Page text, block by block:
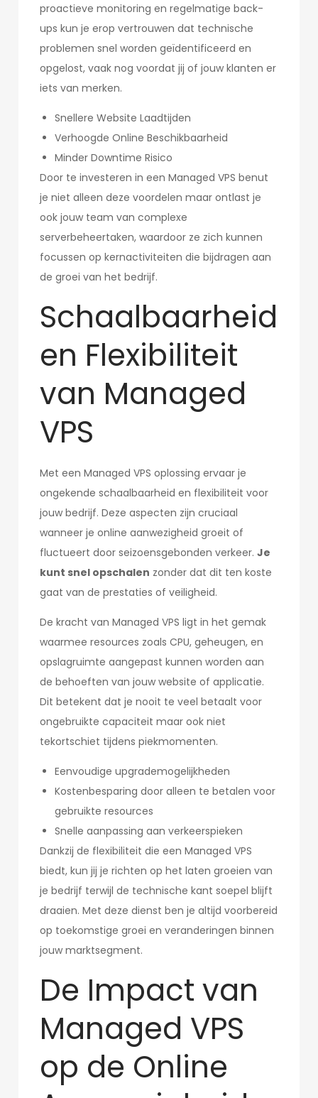
proactieve monitoring en regelmatige back-
ups kun je erop vertrouwen dat technische
problemen snel worden geïdentificeerd en
opgelost, vaak nog voordat jij of jouw klanten er
iets van merken.
Snellere Website Laadtijden
Verhoogde Online Beschikbaarheid
Minder Downtime Risico
Door te investeren in een Managed VPS benut
je niet alleen deze voordelen maar ontlast je
ook jouw team van complexe
serverbeheertaken, waardoor ze zich kunnen
focussen op kernactiviteiten die bijdragen aan
de groei van het bedrijf.
Schaalbaarheid
en Flexibiliteit
van Managed
VPS
Met een Managed VPS oplossing ervaar je
ongekende schaalbaarheid en flexibiliteit voor
jouw bedrijf. Deze aspecten zijn cruciaal
wanneer je online aanwezigheid groeit of
fluctueert door seizoensgebonden verkeer.Je
kunt snel opschalen zonder dat dit ten koste
gaat van de prestaties of veiligheid.
De kracht van Managed VPS ligt in het gemak
waarmee resources zoals CPU, geheugen, en
opslagruimte aangepast kunnen worden aan
de behoeften van jouw website of applicatie.
Dit betekent dat je nooit te veel betaalt voor
ongebruikte capaciteit maar ook niet
tekortschiet tijdens piekmomenten.
Eenvoudige upgrademogelijkheden
Kostenbesparing door alleen te betalen voor
gebruikte resources
Snelle aanpassing aan verkeerspieken
Dankzij de flexibiliteit die een Managed VPS
biedt, kun jij je richten op het laten groeien van
je bedrijf terwijl de technische kant soepel blijft
draaien. Met deze dienst ben je altijd voorbereid
op toekomstige groei en veranderingen binnen
jouw marktsegment.
De Impact van
Managed VPS
op de Online